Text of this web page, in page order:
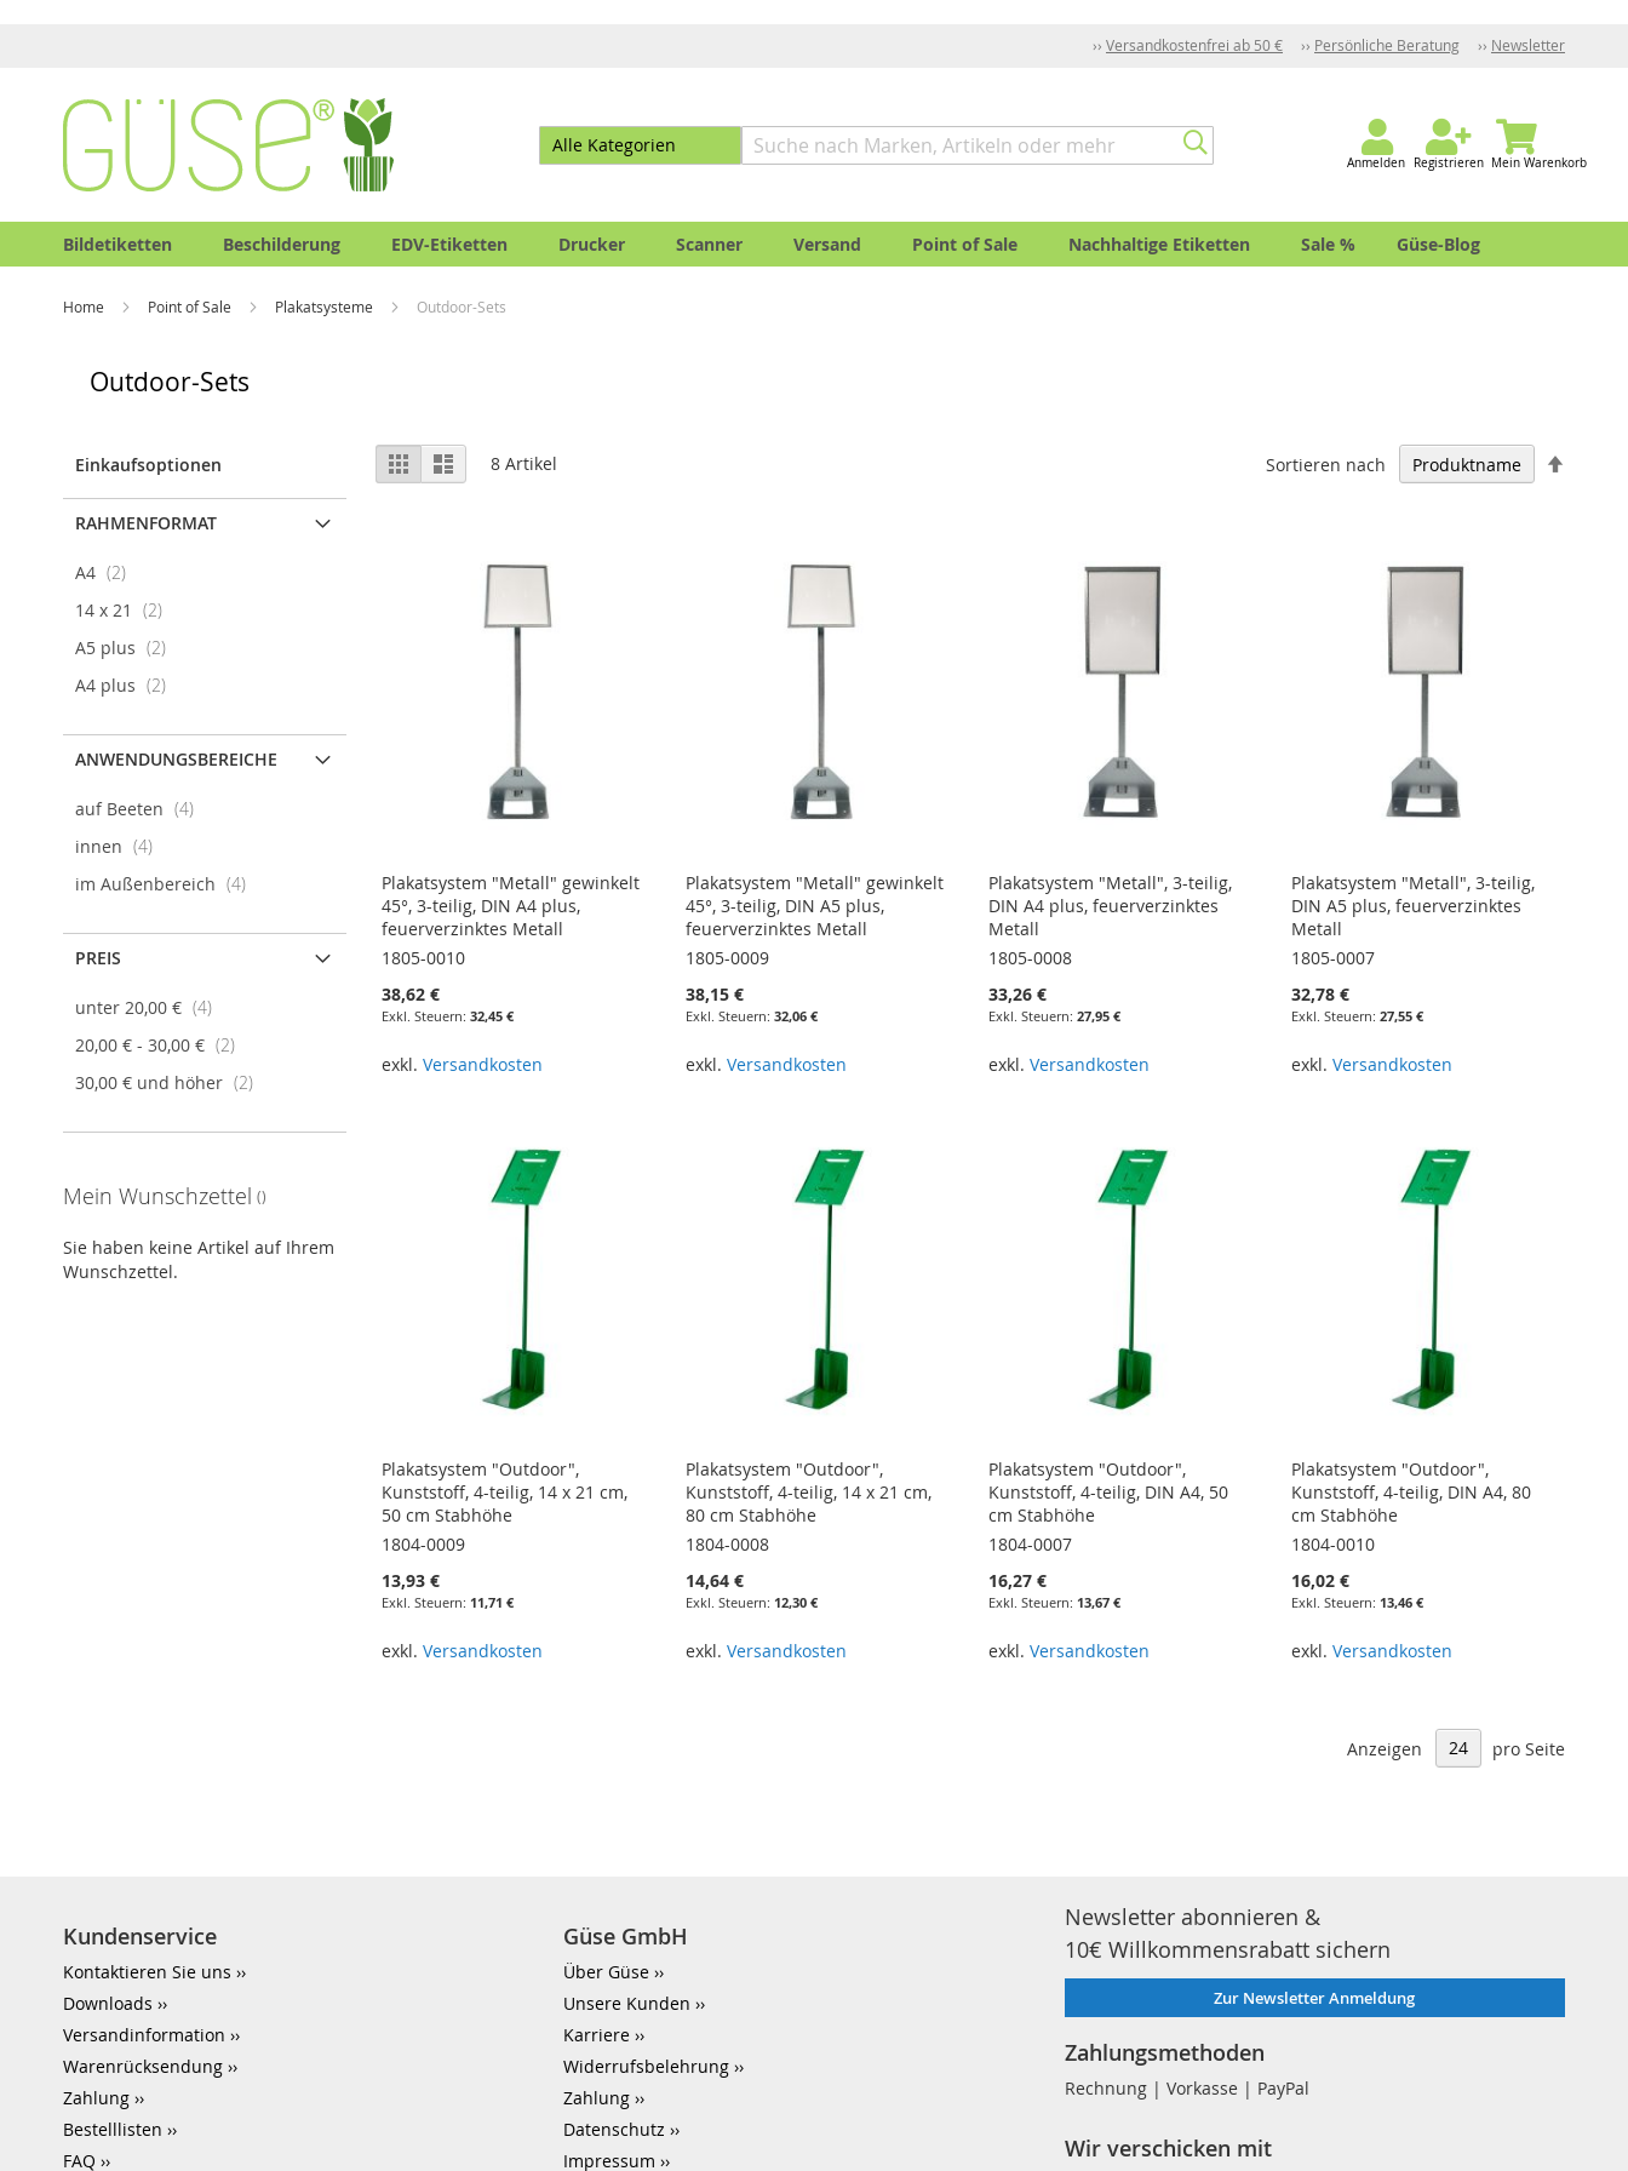
Versandkostenfrei ab 50 € Persönliche Beratung Newsletter
Anmelden Registrieren Mein Warenkorb
Bildetiketten Beschilderung EDV-Etiketten Drucker Scanner Versand Point of Sale Nachhaltige Etiketten Sale % Güse-Blog
Home Point of Sale Plakatsysteme Outdoor-Sets
Outdoor-Sets
Einkaufsoptionen
RAHMENFORMAT
A4 2Artikel
14 x 21
2Artikel
A5 plus
2Artikel
A4 plus
2Artikel
ANWENDUNGSBEREICHE
auf Beeten 4Artikel
innen
4Artikel
im Außenbereich
4Artikel
PREIS
unter 20,00 € 4Artikel
20,00 € - 30,00 € 2Artikel
30,00 € und höher 2Artikel
Ansicht
als
RasterListe 8 Artikel Sortieren nach
Plakatsystem "Metall" gewinkelt
45°, 3-teilig, DIN A4 plus,
feuerverzinktes Metall
1805-0010
38,62 €
32,45 €
exkl.Versandkosten
Plakatsystem "Metall" gewinkelt
45°, 3-teilig, DIN A5 plus,
feuerverzinktes Metall
1805-0009
38,15 €
32,06 €
exkl. Versandkosten
Plakatsystem "Metall", 3-teilig,
DIN A4 plus, feuerverzinktes
Metall
1805-0008
33,26 €
27,95 €
exkl. Versandkosten
Plakatsystem "Metall", 3-teilig,
DIN A5 plus, feuerverzinktes
Metall
1805-0007
32,78 €
27,55 €
exkl.Versandkosten
Plakatsystem "Outdoor",
Kunststoff, 4-teilig, 14 x 21 cm,
50 cm Stabhöhe
1804-0009
13,93 €
11,71 €
exkl.Versandkosten
Plakatsystem "Outdoor",
Kunststoff, 4-teilig, 14 x 21 cm,
80 cm Stabhöhe
1804-0008
14,64 €
12,30 €
exkl. Versandkosten
Plakatsystem "Outdoor",
Kunststoff, 4-teilig, DIN A4, 50
cm Stabhöhe
1804-0007
16,27 €
13,67 €
exkl. Versandkosten
Plakatsystem "Outdoor",
Kunststoff, 4-teilig, DIN A4, 80
cm Stabhöhe
1804-0010
16,02 €
13,46 €
exkl.Versandkosten
Anzeigen pro Seite
Mein Wunschzettel
Sie haben keine Artikel auf Ihrem
Wunschzettel.
Kundenservice
Kontaktieren Sie uns
Downloads
Versandinformation
Warenrücksendung
Zahlung
Bestelllisten
FAQ
Güse GmbH
Über Güse
Unsere Kunden
Karriere
Widerrufsbelehrung
Zahlung
Datenschutz
Impressum
Newsletter abonnieren &
10€ Willkommensrabatt sichern
Zur Newsletter Anmeldung
Zahlungsmethoden
Rechnung | Vorkasse | PayPal
Wir verschicken mit